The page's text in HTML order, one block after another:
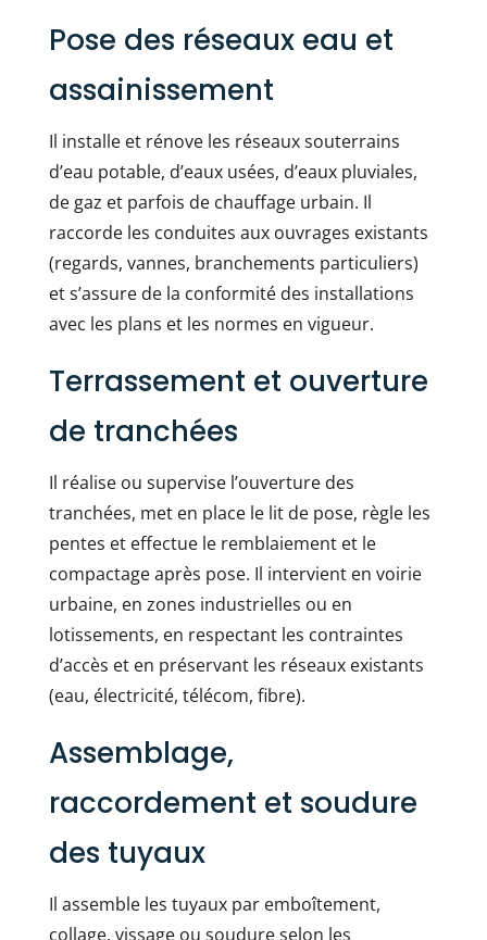
Pose des réseaux eau et
assainissement
Il installe et rénove les réseaux souterrains
d’eau potable, d’eaux usées, d’eaux pluviales,
de gaz et parfois de chauffage urbain. Il
raccorde les conduites aux ouvrages existants
(regards, vannes, branchements particuliers)
et s’assure de la conformité des installations
avec les plans et les normes en vigueur.
Terrassement et ouverture
de tranchées
Il réalise ou supervise l’ouverture des
tranchées, met en place le lit de pose, règle les
pentes et effectue le remblaiement et le
compactage après pose. Il intervient en voirie
urbaine, en zones industrielles ou en
lotissements, en respectant les contraintes
d’accès et en préservant les réseaux existants
(eau, électricité, télécom, fibre).
Assemblage,
raccordement et soudure
des tuyaux
Il assemble les tuyaux par emboîtement,
collage, vissage ou soudure selon les